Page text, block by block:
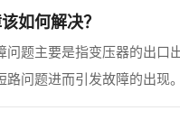
如何解决？
问题主要是指变压器的出口
路问题进而引发故障的出现
障的实际案例也很多。 对